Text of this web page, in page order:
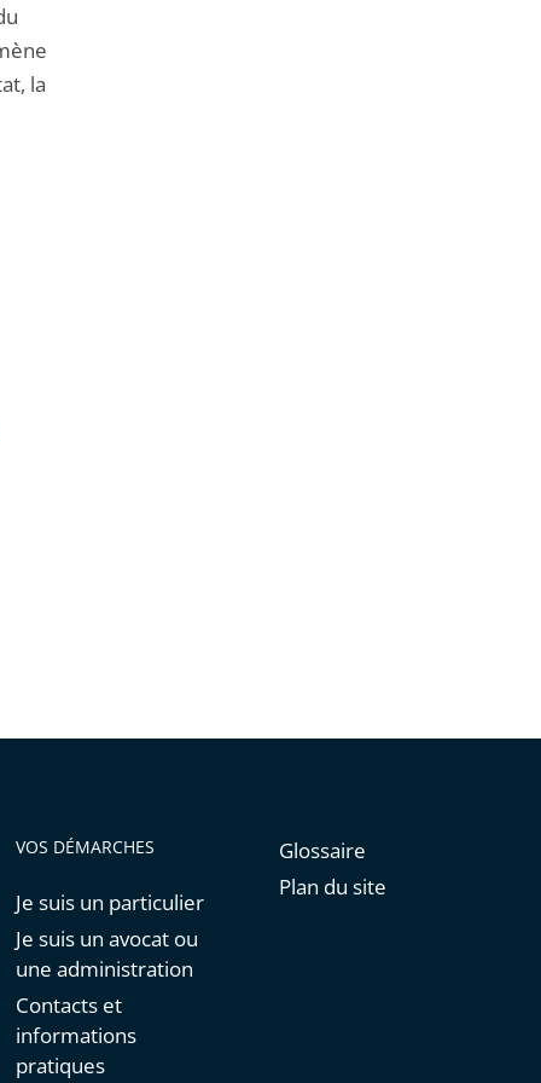
la
VOS DÉMARCHES
Je suis un particulier
Je suis un avocat ou
une administration
Contacts et
informations
pratiques
Glossaire
Plan du site